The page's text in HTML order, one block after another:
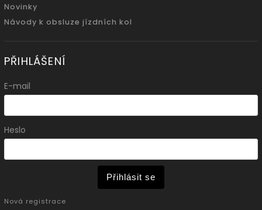
Novinky
Návody k obsluze jízdních kol
PŘIHLÁŠENÍ
E-mail
Heslo
Přihlásit se
Nová registrace